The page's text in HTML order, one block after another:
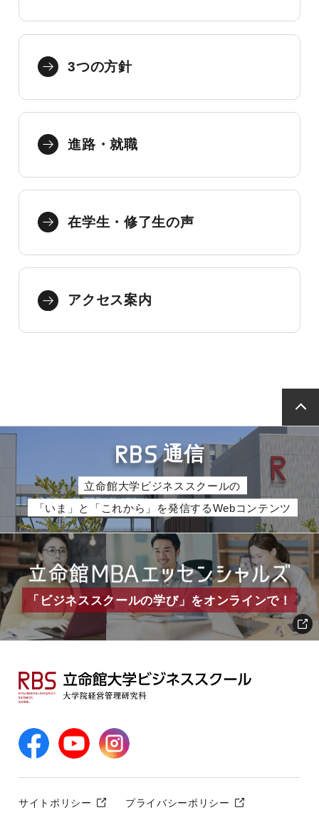
3つの方針
進路・就職
在学生・修了生の声
アクセス案内
RBS通信
立命館大学ビジネススクールの
「いま」と「これから」を発信するWebコンテンツ
「ビジネススクールの学び」をオンラインで！
サイトポリシー プライバシーポリシー